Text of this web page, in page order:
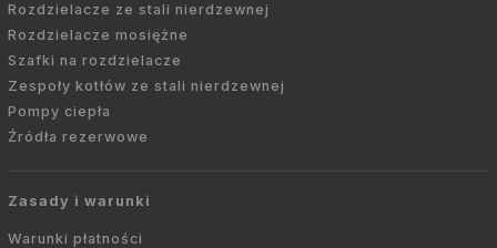
Rozdzielacze ze stali nierdzewnej
Rozdzielacze mosiężne
Szafki na rozdzielacze
Zespoły kotłów ze stali nierdzewnej
Pompy ciepła
Źródła rezerwowe
Zasady i warunki
Warunki płatności